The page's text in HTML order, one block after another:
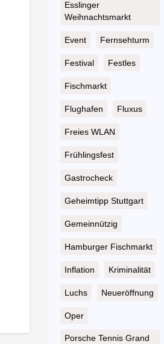
Esslinger
Weihnachtsmarkt
Event Fernsehturm
Festival Festles
Fischmarkt
Flughafen Fluxus
Freies WLAN
Frühlingsfest
Gastrocheck
Geheimtipp Stuttgart
Gemeinnützig
Hamburger Fischmarkt
Inflation Kriminalität
Luchs Neueröffnung
Oper
Porsche Tennis Grand